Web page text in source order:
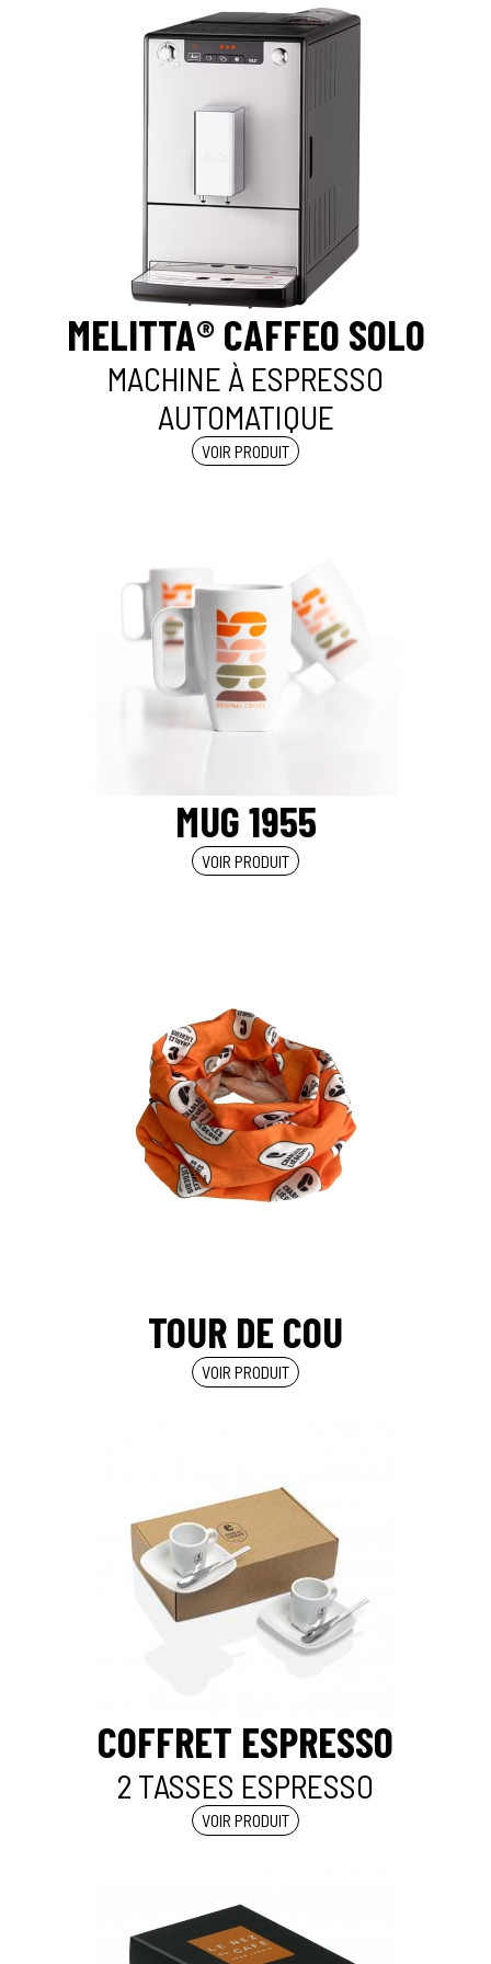
MELITTA® CAFFEO SOLO
MACHINE À ESPRESSO
AUTOMATIQUE
VOIR PRODUIT
MUG 1955
VOIR PRODUIT
TOUR DE COU
VOIR PRODUIT
COFFRET ESPRESSO
2 TASSES ESPRESSO
VOIR PRODUIT